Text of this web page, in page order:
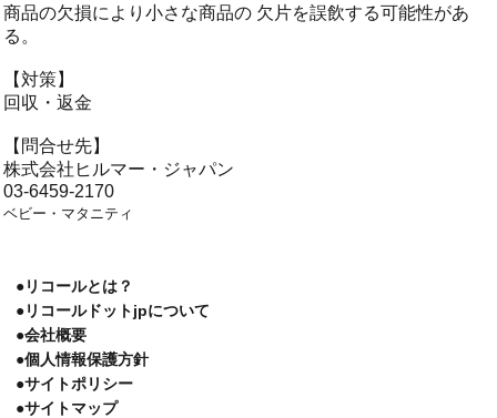
商品の欠損により小さな商品の 欠片を誤飲する可能性があ
る。
【対策】
回収・返金
【問合せ先】
株式会社ヒルマー・ジャパン
03-6459-2170
ベビー・マタニティ
●リコールとは？
●リコールドットjpについて
●会社概要
●個人情報保護方針
●サイトポリシー
●サイトマップ